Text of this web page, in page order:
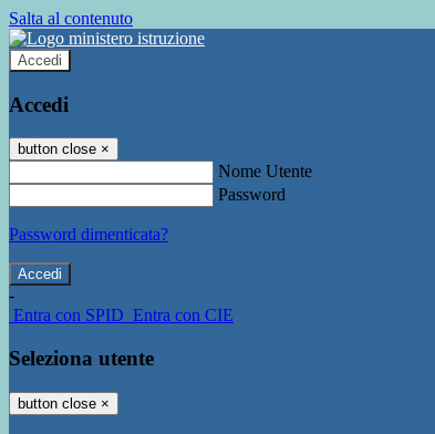
Salta al contenuto
Accedi
Accedi
button close ×
Nome Utente
Password
Password dimenticata?
-
Entra con SPID Entra con CIE
Seleziona utente
button close ×